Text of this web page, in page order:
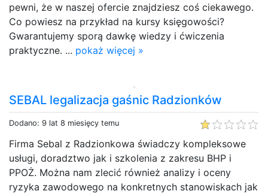
pewni, że w naszej ofercie znajdziesz coś ciekawego.
Co powiesz na przykład na kursy księgowości?
Gwarantujemy sporą dawkę wiedzy i ćwiczenia
praktyczne. ... pokaż więcej »
SEBAL legalizacja gaśnic Radzionków
Dodano: 9 lat 8 miesięcy temu
Firma Sebal z Radzionkowa świadczy kompleksowe
usługi, doradztwo jak i szkolenia z zakresu BHP i
PPOŻ. Można nam zlecić również analizy i oceny
ryzyka zawodowego na konkretnych stanowiskach jak